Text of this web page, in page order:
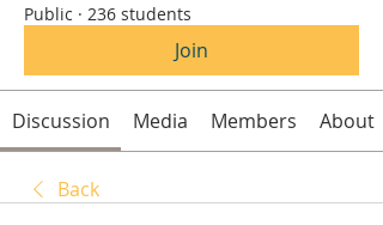
Public · 236 students
Join
Discussion Media Members About
Back